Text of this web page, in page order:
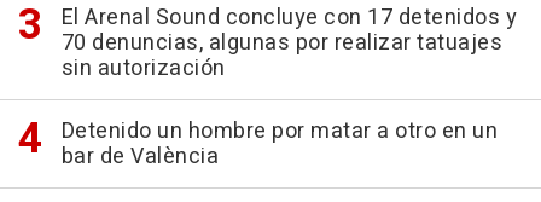
El Arenal Sound concluye con 17 detenidos y
70 denuncias, algunas por realizar tatuajes
sin autorización
Detenido un hombre por matar a otro en un
bar de València